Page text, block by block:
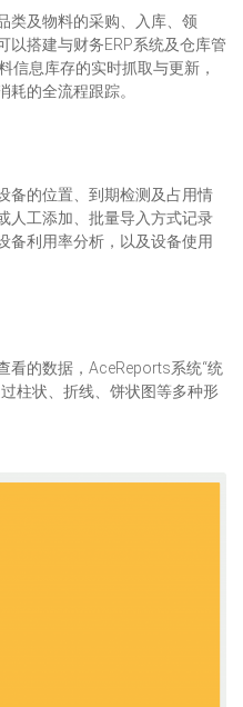
类及物料的采购、入库、领
以搭建与财务ERP系统及仓库管
信息库存的实时抓取与更新，
耗的全流程跟踪。
备的位置、到期检测及占用情
人工添加、批量导入方式记录
备利用率分析，以及设备使用
看的数据，AceReports系统“统
柱状、折线、饼状图等多种形